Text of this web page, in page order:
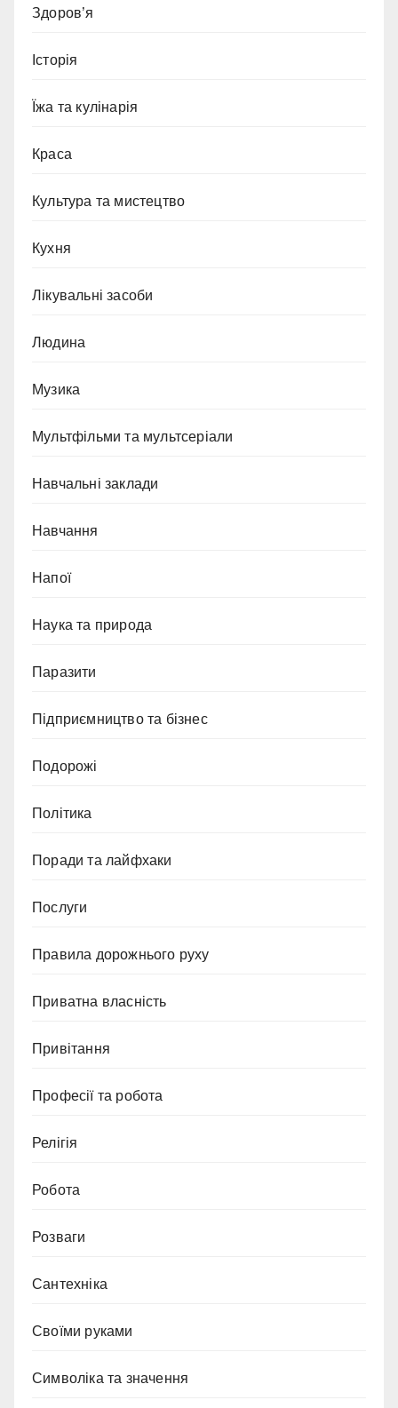
Здоров’я
Історія
Їжа та кулінарія
Краса
Культура та мистецтво
Кухня
Лікувальні засоби
Людина
Музика
Мультфільми та мультсеріали
Навчальні заклади
Навчання
Напої
Наука та природа
Паразити
Підприємництво та бізнес
Подорожі
Політика
Поради та лайфхаки
Послуги
Правила дорожнього руху
Приватна власність
Привітання
Професії та робота
Релігія
Робота
Розваги
Сантехніка
Своїми руками
Символіка та значення